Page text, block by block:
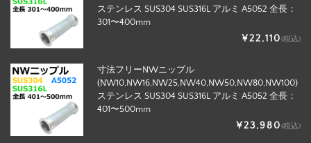
ステンレス SUS304 SUS316L アルミ A5052 全長：
301〜400mm
¥22,110(税込)
寸法フリーNWニップル
(NW10,NW16,NW25,NW40,NW50,NW80,NW100)
ステンレス SUS304 SUS316L アルミ A5052 全長：
401〜500mm
¥23,980(税込)